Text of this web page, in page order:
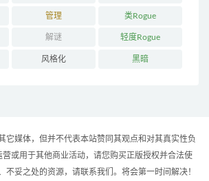
管理 类Rogue
解谜 轻度Rogue
风格化 黑暗
媒体，但并不代表本站赞同其观点和对其真实性负
或用于其他商业活动，请您购买正版授权并合法使
妥之处的资源，请联系我们。将会第一时间解决！